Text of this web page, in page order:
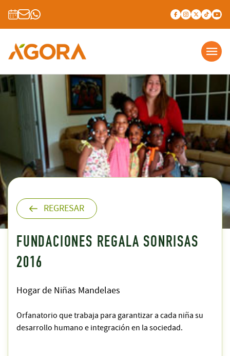
REGRESAR
FUNDACIONES REGALA SONRISAS
2016
Hogar de Niñas Mandelaes
Orfanatorio que trabaja para garantizar a cada niña su
desarrollo humano e integración en la sociedad.